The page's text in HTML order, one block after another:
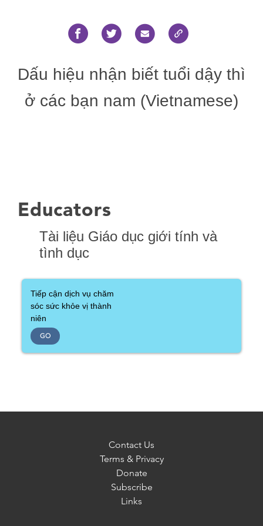
Dấu hiệu nhận biết tuổi dậy thì
ở các bạn nam (Vietnamese)
Educators
Tài liệu Giáo dục giới tính và
tình dục
Tiếp cận dịch vụ chăm
sóc sức khỏe vị thành
niên
GO
Contact Us
Terms & Privacy
Donate
Subscribe
Links